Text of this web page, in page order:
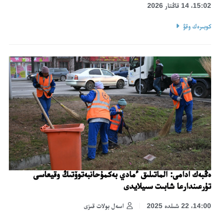
15:02، 14 قاڭتار 2026
كوبىرەك وقۋ
ەڭبەك ادامى: الماتىلىق ءمادي بەكمۇحانبەتوۆتىڭ وقيعاسى
تۇرعىندارعا شابىت سىيلايدى
اسەل بولات قىزى 14:00، 22 شىلدە 2025